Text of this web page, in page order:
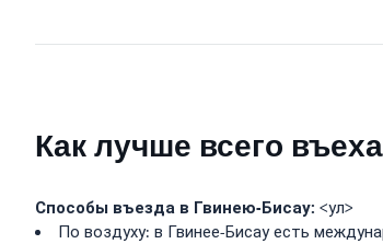
Как лучше всего
Способы въезда в Гвинею-Бисау: <ул>
По воздуху: в Гвинее-Бисау есть